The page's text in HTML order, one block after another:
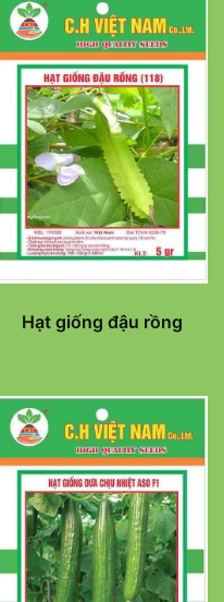
Hạt giống đậu rồng